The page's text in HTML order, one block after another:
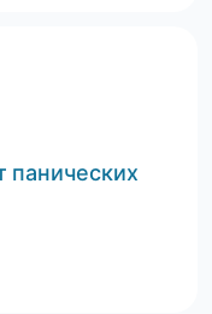
панических